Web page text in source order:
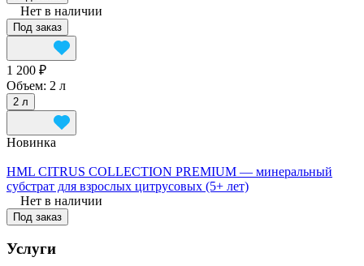
Нет в наличии
Под заказ
1 200 ₽
Объем: 2 л
2 л
Новинка
HML CITRUS COLLECTION PREMIUM — минеральный
субстрат для взрослых цитрусовых (5+ лет)
Нет в наличии
Под заказ
Услуги